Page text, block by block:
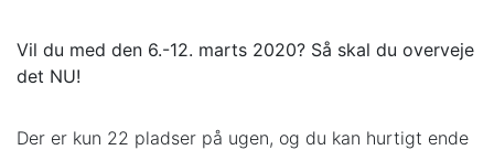
Vil du med den 6.-12. marts 2020? Så skal du overveje
det NU!
Der er kun 22 pladser på ugen, og du kan hurtigt ende